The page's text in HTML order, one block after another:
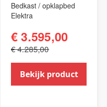
Bedkast / opklapbed
Elektra
€ 3.595,00
€ 4.285,00
Bekijk product